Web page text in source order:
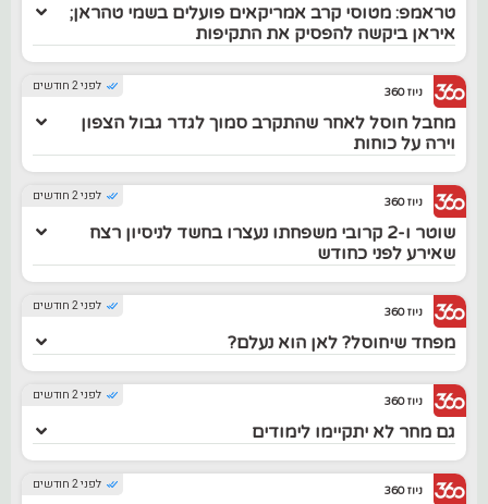
טראמפ: מטוסי קרב אמריקאים פועלים בשמי טהראן;
איראן ביקשה להפסיק את התקיפות
לפני 2 חודשים ניוז 360
מחבל חוסל לאחר שהתקרב סמוך לגדר גבול הצפון
וירה על כוחות
לפני 2 חודשים ניוז 360
שוטר ו-2 קרובי משפחתו נעצרו בחשד לניסיון רצח
שאירע לפני כחודש
לפני 2 חודשים ניוז 360
מפחד שיחוסל? לאן הוא נעלם?
לפני 2 חודשים ניוז 360
גם מחר לא יתקיימו לימודים
לפני 2 חודשים ניוז 360